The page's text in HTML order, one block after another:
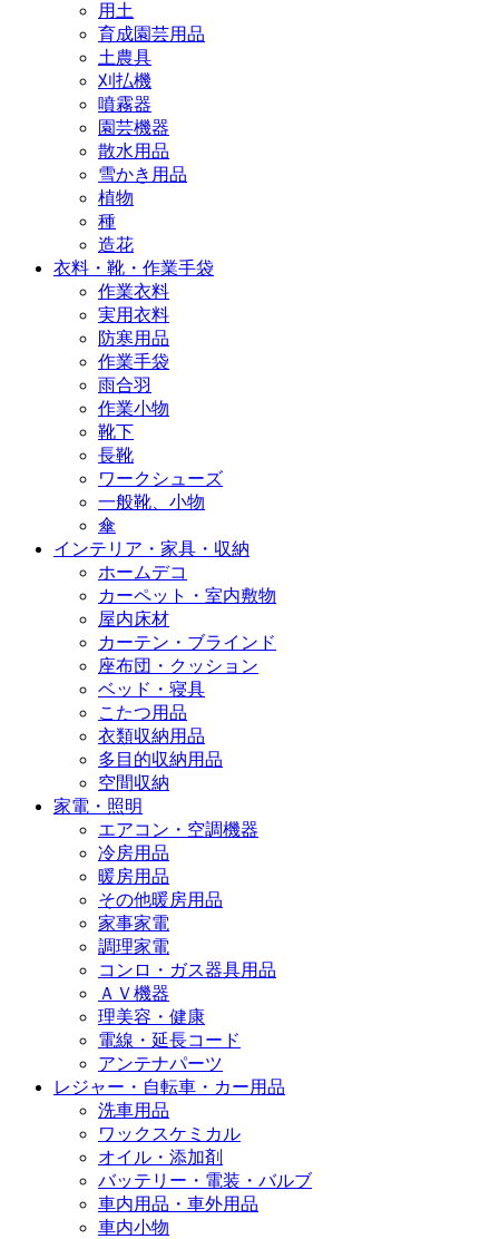
用土
育成園芸用品
土農具
刈払機
噴霧器
園芸機器
散水用品
雪かき用品
植物
種
造花
衣料・靴・作業手袋
作業衣料
実用衣料
防寒用品
作業手袋
雨合羽
作業小物
靴下
長靴
ワークシューズ
一般靴、小物
傘
インテリア・家具・収納
ホームデコ
カーペット・室内敷物
屋内床材
カーテン・ブラインド
座布団・クッション
ベッド・寝具
こたつ用品
衣類収納用品
多目的収納用品
空間収納
家電・照明
エアコン・空調機器
冷房用品
暖房用品
その他暖房用品
家事家電
調理家電
コンロ・ガス器具用品
ＡＶ機器
理美容・健康
電線・延長コード
アンテナパーツ
レジャー・自転車・カー用品
洗車用品
ワックスケミカル
オイル・添加剤
バッテリー・電装・バルブ
車内用品・車外用品
車内小物